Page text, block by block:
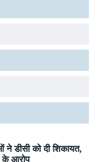
डीसी को दी शिकायत,
के आरोप